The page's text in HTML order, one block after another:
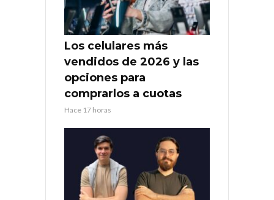
Los celulares más
vendidos de 2026 y las
opciones para
comprarlos a cuotas
Hace 17 horas